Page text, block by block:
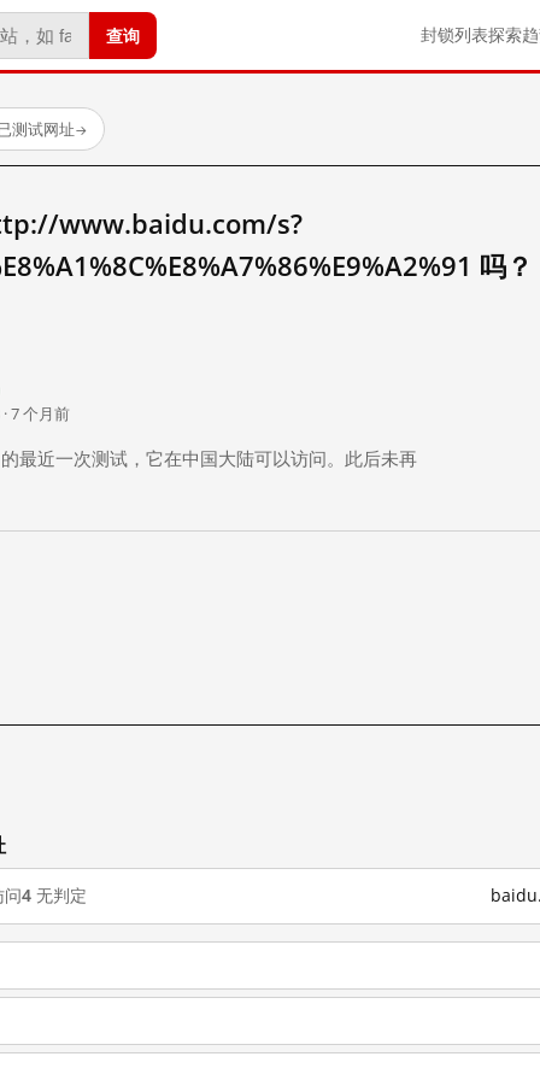
查询 封锁列表探索
测试网址→
www.baidu.com/s?
吗？
7 个月前
最近一次测试，它在中国大陆可以访问。此后未再
问4 无判定